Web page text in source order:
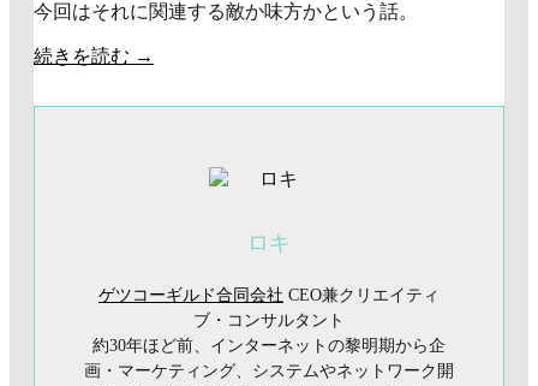
今回はそれに関連する敵か味方かという話。
続きを読む →
ロキ
ゲツコーギルド合同会社 CEO兼クリエイティ
ブ・コンサルタント
約30年ほど前、インターネットの黎明期から企
画・マーケティング、システムやネットワーク開